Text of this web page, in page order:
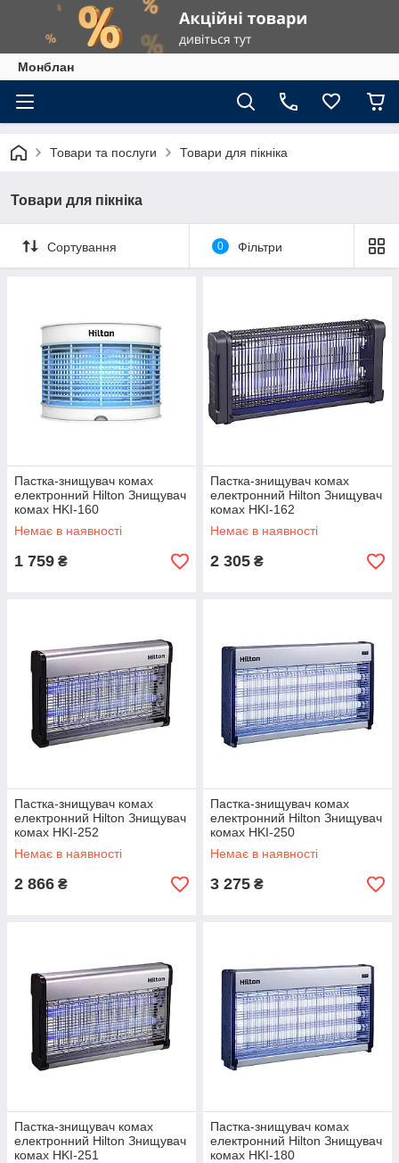
Монблан
Товари та послуги Товари для пікніка
Товари для пікніка
Сортування 0 Фільтри
Пастка-знищувач комах
електронний Hilton Знищувач
комах HKI-160
Немає в наявності
1 759 ₴
Пастка-знищувач комах
електронний Hilton Знищувач
комах HKI-162
Немає в наявності
2 305 ₴
Пастка-знищувач комах
електронний Hilton Знищувач
комах HKI-252
Немає в наявності
2 866 ₴
Пастка-знищувач комах
електронний Hilton Знищувач
комах HKI-250
Немає в наявності
3 275 ₴
Пастка-знищувач комах
електронний Hilton Знищувач
комах HKI-251
Пастка-знищувач комах
електронний Hilton Знищувач
комах HKI-180